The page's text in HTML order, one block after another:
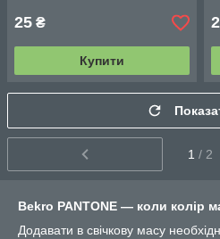
25 ₴
Купити
1 / 2
Bekro PANTONE — коли колір
Додавати в свічкову масу